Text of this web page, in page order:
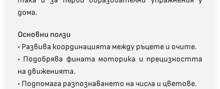
дома.
Основни ползи
• Развива координацията между ръцете и очите.
• Подобрява фината моторика и прецизността
на движенията.
• Подпомага разпознаването на числа и цветове.